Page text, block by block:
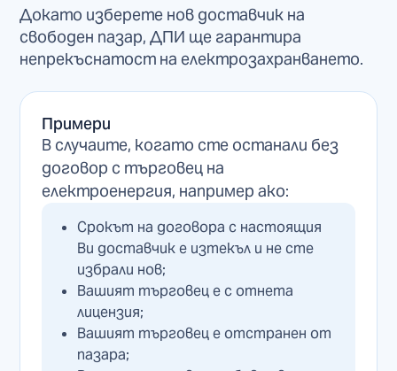
Докато изберете нов доставчик на
свободен пазар, ДПИ ще гарантира
непрекъснатост на електрозахранването.
Примери
В случаите, когато сте останали без
договор с търговец на
електроенергия, например ако:
Срокът на договора с настоящия
Ви доставчик е изтекъл и не сте
избрали нов;
Вашият търговец е с отнета
лицензия;
Вашият търговец е отстранен от
пазара;